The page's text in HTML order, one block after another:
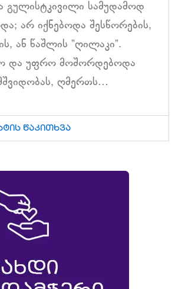
გულისტკივილი სამუდამოდ
არ იქნებოდა შესწორების,
ან წაშლის ”ღილაკი”.
და უფრო მოშორდებოდა
ღმერთს…
წაკითხვა